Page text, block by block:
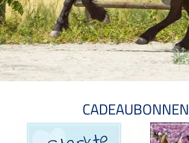
CADEAUBONNEN